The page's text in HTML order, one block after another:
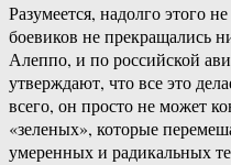
Разумеется, надолго этого
боевиков не прекращались
Алеппо, и по российской
утверждают, что все это
всего, он просто не может
«зеленых», которые
умеренных и радикальных